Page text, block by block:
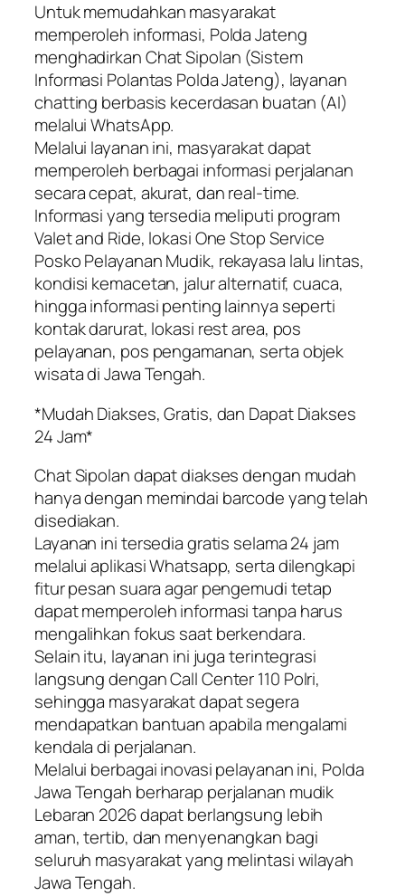
Untuk memudahkan masyarakat
memperoleh informasi, Polda Jateng
menghadirkan Chat Sipolan (Sistem
Informasi Polantas Polda Jateng), layanan
chatting berbasis kecerdasan buatan (AI)
melalui WhatsApp.
Melalui layanan ini, masyarakat dapat
memperoleh berbagai informasi perjalanan
secara cepat, akurat, dan real-time.
Informasi yang tersedia meliputi program
Valet and Ride, lokasi One Stop Service
Posko Pelayanan Mudik, rekayasa lalu lintas,
kondisi kemacetan, jalur alternatif, cuaca,
hingga informasi penting lainnya seperti
kontak darurat, lokasi rest area, pos
pelayanan, pos pengamanan, serta objek
wisata di Jawa Tengah.
*Mudah Diakses, Gratis, dan Dapat Diakses
24 Jam*
Chat Sipolan dapat diakses dengan mudah
hanya dengan memindai barcode yang telah
disediakan.
Layanan ini tersedia gratis selama 24 jam
melalui aplikasi Whatsapp, serta dilengkapi
fitur pesan suara agar pengemudi tetap
dapat memperoleh informasi tanpa harus
mengalihkan fokus saat berkendara.
Selain itu, layanan ini juga terintegrasi
langsung dengan Call Center 110 Polri,
sehingga masyarakat dapat segera
mendapatkan bantuan apabila mengalami
kendala di perjalanan.
Melalui berbagai inovasi pelayanan ini, Polda
Jawa Tengah berharap perjalanan mudik
Lebaran 2026 dapat berlangsung lebih
aman, tertib, dan menyenangkan bagi
seluruh masyarakat yang melintasi wilayah
Jawa Tengah.